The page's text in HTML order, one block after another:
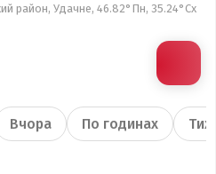
район, Удачне, 46.82°Пн, 35.24°Сх
Вчора По годинах